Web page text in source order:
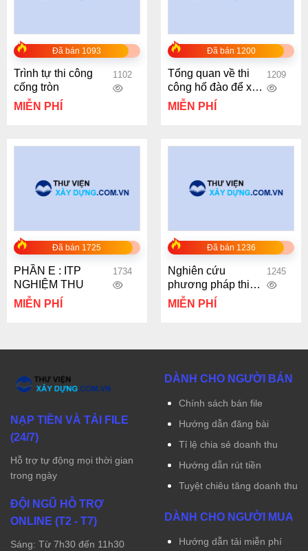
Đã bán 1093
Trình tự thi công
cống tròn
1102
MIỄN PHÍ
Đã bán 1200
Tổng quan về thi
công hố đào để xây
dựng tầng hầm nhà
1209
MIỄN PHÍ
Đã bán 1725
PHẦN E : ITP
NGHIỆM THU
1734
MIỄN PHÍ
Đã bán 1236
Nghiên cứu
phương pháp thi
công Semi –
1245
MIỄN PHÍ
NẠP TIỀN VÀ TẢI FILE
(24/7)
Hỗ trợ tự động mọi thời gian
trong ngày
ĐỘI NGŨ HỖ TRỢ
ONLINE (T2 - T7)
Sáng: Từ 7h30 đến 11h30
DÀNH CHO NGƯỜI BÁN
Chính sách bán file
Hướng dẫn đăng bài
Tỉ lệ chia sẻ doanh thu
Hướng dẫn rút tiền
Tuyệt chiêu tăng doanh thu
DÀNH CHO NGƯỜI MUA
Hướng dẫn tải miễn phí